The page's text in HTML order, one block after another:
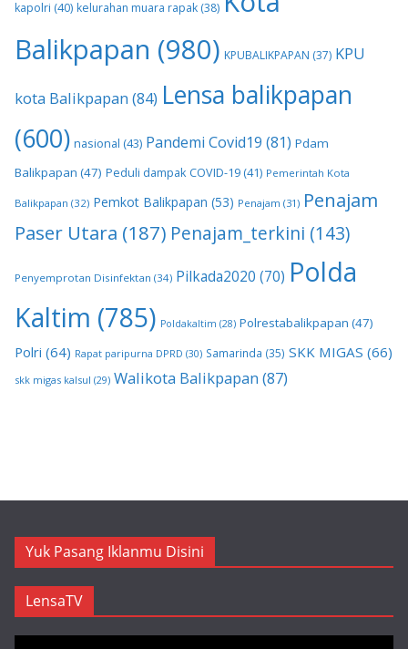
kapolri (40) kelurahan muara rapak (38)
Balikpapan (980) KPUBALIKPAPAN (37) KPU
kota Balikpapan (84) Lensa balikpapan
(600) nasional (43) Pandemi Covid19 (81) Pdam
Balikpapan (47) Peduli dampak COVID-19 (41) Pemerintah Kota
Balikpapan (32) Pemkot Balikpapan (53) Penajam (31) Penajam
Paser Utara (187) Penajam_terkini (143)
Penyemprotan Disinfektan (34) Pilkada2020 (70) Polda
Kaltim (785) Poldakaltim (28) Polrestabalikpapan (47)
Polri (64) Rapat paripurna DPRD (30) Samarinda (35) SKK MIGAS (66)
skk migas kalsul (29) Walikota Balikpapan (87)
Yuk Pasang Iklanmu Disini
LensaTV